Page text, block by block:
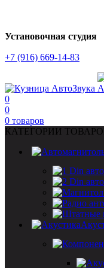
Установочная студия
+7 (916) 669-14-83
0
0
0 товаров
КАТЕГОРИИ